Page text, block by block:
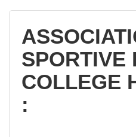
14358
SPORTIVE
COLLEGE
: